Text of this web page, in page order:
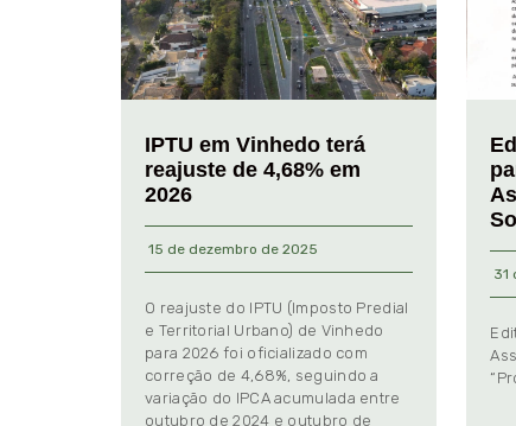
IPTU em Vinhedo terá
reajuste de 4,68% em
2026
15 de dezembro de 2025
O reajuste do IPTU (Imposto Predial
e Territorial Urbano) de Vinhedo
para 2026 foi oficializado com
correção de 4,68%, seguindo a
variação do IPCA acumulada entre
outubro de 2024 e outubro de
31